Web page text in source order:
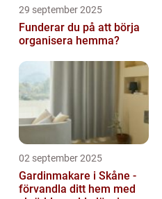
29 september 2025
Funderar du på att börja
organisera hemma?
02 september 2025
Gardinmakare i Skåne -
förvandla ditt hem med